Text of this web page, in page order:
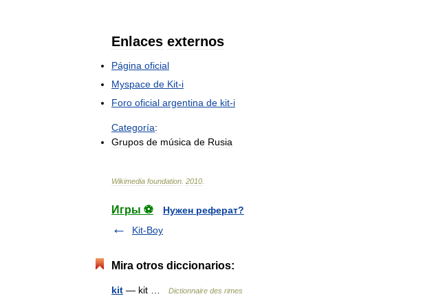
Enlaces externos
Página oficial
Myspace de Kit-i
Foro oficial argentina de kit-i
Categoría:
Grupos de música de Rusia
Wikimedia foundation 2010
Игры ⚽
Нужен реферат?
Kit-Boy
Mira otros diccionarios:
kit — kit … Dictionnaire des rimes